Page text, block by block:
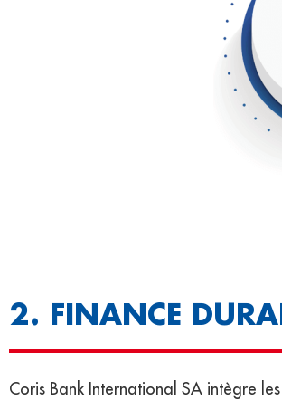
2. FINANCE
Coris Bank International SA intègre